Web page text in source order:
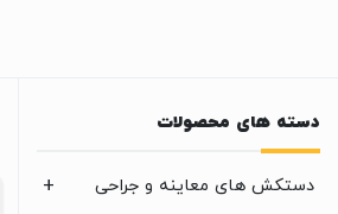
دسته های محصولات
دستکش های معاینه و جراحی